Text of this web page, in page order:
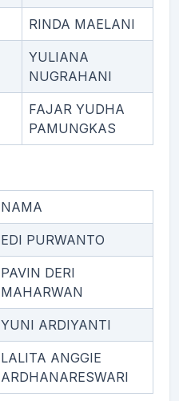
RINDA MAELANI
YULIANA
NUGRAHANI
FAJAR YUDHA
PAMUNGKAS
NAMA
EDI PURWANTO
PAVIN DERI
MAHARWAN
YUNI ARDIYANTI
LALITA ANGGIE
ARDHANARESWARI